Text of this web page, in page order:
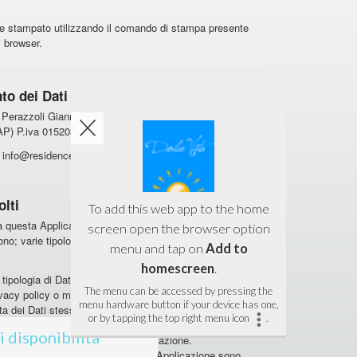
stampato utilizzando il comando di stampa presente
dei Dati
Gianni Snc Via Grazia Deledda, 10 - San
P.iva 01520340447
info@residencedolcevita.it
Applicazione, in modo autonomo o tramite terze
varie tipologie di Dati; Strumenti di Tracciamento;
di Dati Personali raccolti sono forniti nelle
policy o mediante specifici testi informativi
dei Dati stessi.
liberamente forniti dall'Utente o, nel caso di Dati di
durante l'uso di questa Applicazione.
disponibilità
To add this web app to the home
screen open the browser option
menu and tap on Add to
homescreen.
The menu can be accessed by pressing the
menu hardware button if your device has one,
or by tapping the top right menu icon
.